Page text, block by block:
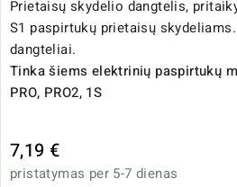
Prietaisų skydelio dangtelis,
S1 paspirtukų prietaisų
dangteliai.
Tinka šiems elektrinių paspirtukų
PRO, PRO2, 1S
7,19 €
pristatymas per 5-7 dienas